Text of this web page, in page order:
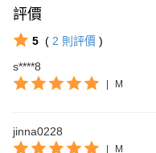
評價
5 ( 2 則評價 )
s****8
M
jinna0228
M